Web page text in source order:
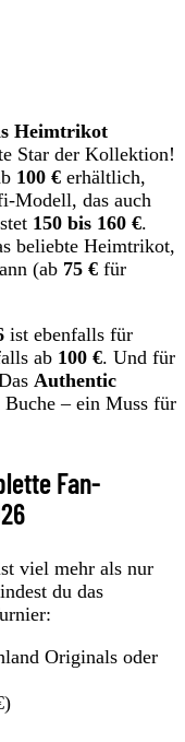
Heimtrikot
Star der Kollektion!
100 € erhältlich,
Modell, das auch
150 bis 160 €.
beliebte Heimtrikot,
(ab 75 € für
ist ebenfalls für
ab 100 €. Und für
Authentic
Buche – ein Muss für
Fan-
viel mehr als nur
du das
Originals oder